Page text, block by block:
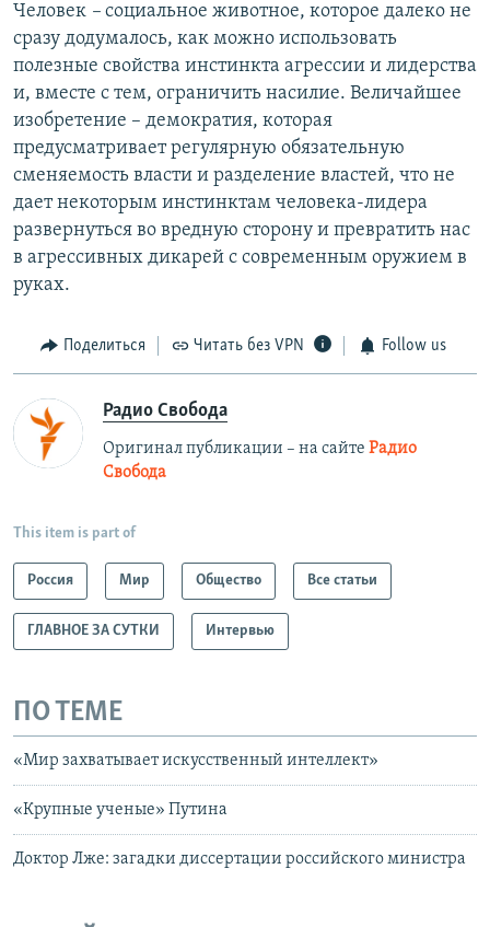
Человек – социальное животное, которое далеко не
сразу додумалось, как можно использовать
полезные свойства инстинкта агрессии и лидерства
и, вместе с тем, ограничить насилие. Величайшее
изобретение – демократия, которая
предусматривает регулярную обязательную
сменяемость власти и разделение властей, что не
дает некоторым инстинктам человека-лидера
развернуться во вредную сторону и превратить нас
в агрессивных дикарей с современным оружием в
руках.
Поделиться Читать без VPN Follow us
Радио Свобода
Оригинал публикации – на сайте Радио
Свобода
This item is part of
Россия Мир Общество Все статьи
ГЛАВНОЕ ЗА СУТКИ Интервью
ПО ТЕМЕ
«Мир захватывает искусственный интеллект»
«Крупные ученые» Путина
Доктор Лже: загадки диссертации российского министра